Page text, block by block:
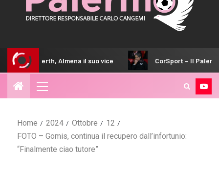
Almena il suo vice CorSport – Il Palermo di Inzaghi alza
Home 2024 Ottobre
12
FOTO – Gomis, continua il recupero dall’infortunio:
“Finalmente ciao tutore”